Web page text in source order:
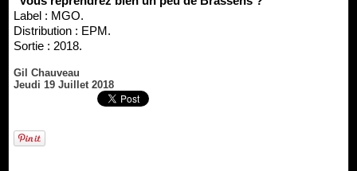
Label : MGO.
Distribution : EPM.
Sortie : 2018.
Gil Chauveau
Jeudi 19 Juillet 2018